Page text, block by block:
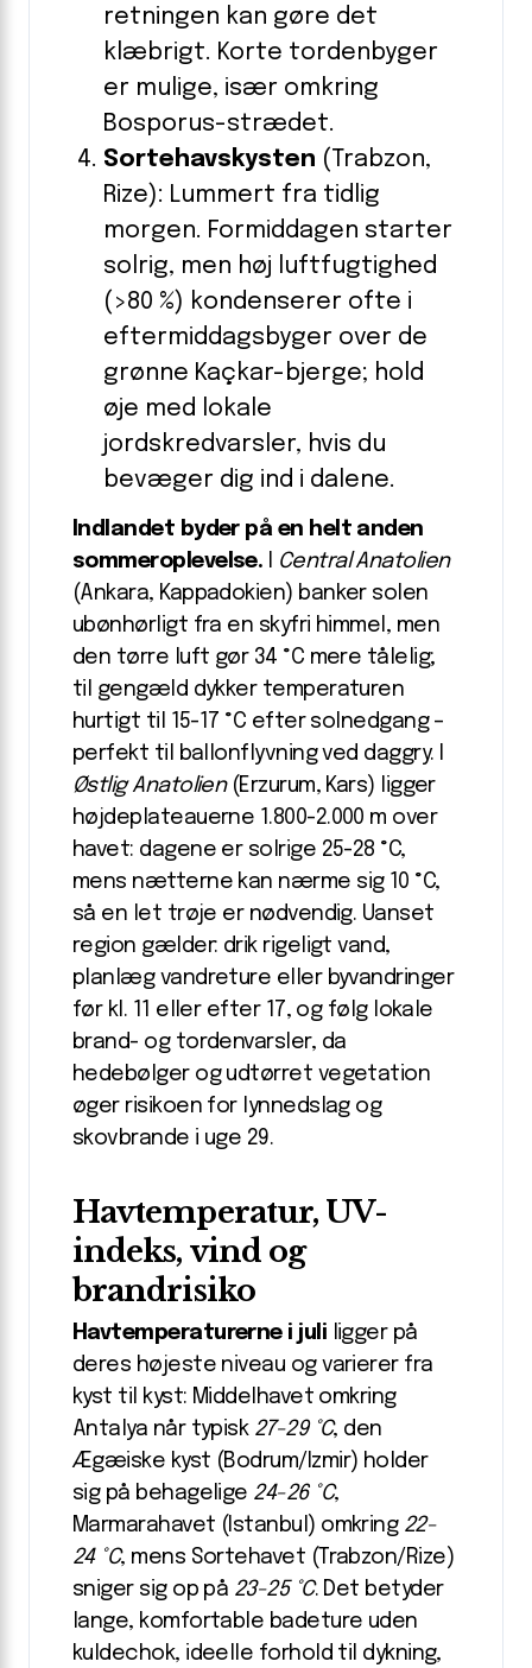
retningen kan gøre det
klæbrigt. Korte tordenbyger
er mulige, især omkring
Bosporus-strædet.
Sortehavskysten (Trabzon,
Rize): Lummert fra tidlig
morgen. Formiddagen starter
solrig, men høj luftfugtighed
(>80 %) kondenserer ofte i
eftermiddagsbyger over de
grønne Kaçkar-bjerge; hold
øje med lokale
jordskredvarsler, hvis du
bevæger dig ind i dalene.
Indlandet byder på en helt anden
sommeroplevelse.
Central Anatolien
(Ankara, Kappadokien) banker solen
ubønhørligt fra en skyfri himmel, men
den tørre luft gør 34 °C mere tålelig;
til gengæld dykker temperaturen
hurtigt til 15-17 °C efter solnedgang –
perfekt til ballonflyvning ved daggry. I
Østlig Anatolien(Erzurum, Kars) ligger
højdeplateauerne 1.800-2.000 m over
havet: dagene er solrige 25-28 °C,
mens nætterne kan nærme sig 10 °C,
så en let trøje er nødvendig. Uanset
region gælder: drik rigeligt vand,
planlæg vandreture eller byvandringer
før kl. 11 eller efter 17, og følg lokale
brand- og tordenvarsler, da
hedebølger og udtørret vegetation
øger risikoen for lynnedslag og
skovbrande i uge 29.
Havtemperatur, UV-
indeks, vind og
brandrisiko
Havtemperaturerne i juli ligger på
deres højeste niveau og varierer fra
kyst til kyst: Middelhavet omkring
Antalya når typisk 27-29 °C, den
Ægæiske kyst (Bodrum/Izmir) holder
sig på behagelige 24-26 °C,
Marmarahavet (Istanbul) omkring 22-
24 °C, mens Sortehavet (Trabzon/Rize)
sniger sig op på 23-25 °C. Det betyder
lange, komfortable badeture uden
kuldechok, ideelle forhold til dykning,